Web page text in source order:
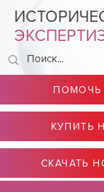
ПОМОЧЬ
КУПИТЬ
СКАЧАТЬ